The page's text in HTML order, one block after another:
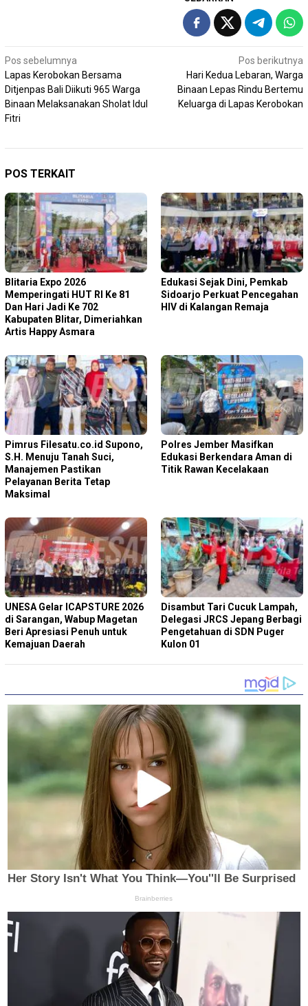
Navigasi
pos
Pos sebelumnya
Lapas Kerobokan Bersama
Ditjenpas Bali Diikuti 965 Warga
Binaan Melaksanakan Sholat Idul
Fitri
Pos berikutnya
Hari Kedua Lebaran, Warga
Binaan Lepas Rindu Bertemu
Keluarga di Lapas Kerobokan
POS TERKAIT
Blitaria Expo 2026
Memperingati HUT RI Ke 81
Dan Hari Jadi Ke 702
Kabupaten Blitar, Dimeriahkan
Artis Happy Asmara
Edukasi Sejak Dini, Pemkab
Sidoarjo Perkuat Pencegahan
HIV di Kalangan Remaja
Pimrus Filesatu.co.id Supono,
S.H. Menuju Tanah Suci,
Manajemen Pastikan
Pelayanan Berita Tetap
Maksimal
Polres Jember Masifkan
Edukasi Berkendara Aman di
Titik Rawan Kecelakaan
‎UNESA Gelar ICAPSTURE 2026
di Sarangan, Wabup Magetan
Beri Apresiasi Penuh untuk
Kemajuan Daerah
Disambut Tari Cucuk Lampah,
Delegasi JRCS Jepang Berbagi
Pengetahuan di SDN Puger
Kulon 01